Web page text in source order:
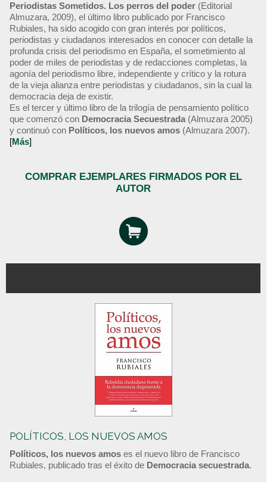
Periodistas Sometidos. Los perros del poder (Editorial
Almuzara, 2009), el último libro publicado por Francisco
Rubiales, ha sido acogido con gran interés por políticos,
periodistas y ciudadanos interesados en conocer con detalle la
profunda crisis del periodismo en España, el sometimiento al
poder de miles de periodistas y de redacciones completas, la
agonía del periodismo libre, independiente y crítico y la rotura
de la vieja alianza entre periodistas y ciudadanos, sin la cual la
democracia deja de existir.
Es el tercer y último libro de la trilogía de pensamiento político
que comenzó con Democracia Secuestrada (Almuzara 2005)
y continuó con Políticos, los nuevos amos (Almuzara 2007).
[Más]
COMPRAR EJEMPLARES FIRMADOS POR EL
AUTOR
POLÍTICOS, LOS NUEVOS AMOS
Políticos, los nuevos amos es el nuevo libro de Francisco
Rubiales, publicado tras el éxito de Democracia secuestrada.